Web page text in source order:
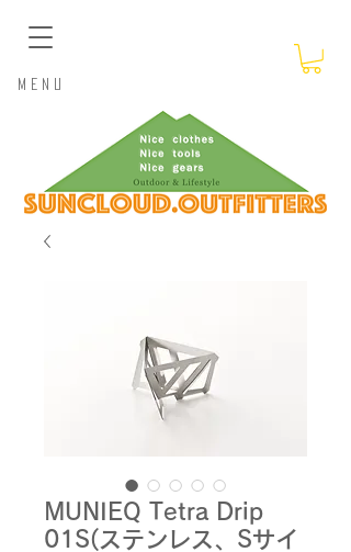
​Menu
MUNIEQ Tetra Drip
01S(ステンレス、Sサイ